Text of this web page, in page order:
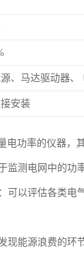
接安装
电功率的仪器，
监测电网中的功
可以评估各类电
现能源浪费的环